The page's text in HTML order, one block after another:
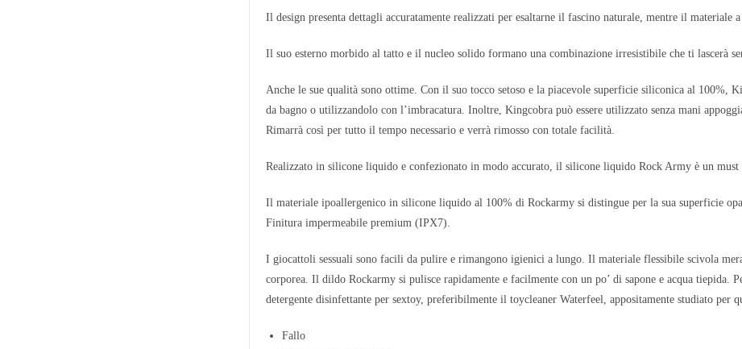
Il design presenta dettagli accuratamente realizzati per esaltarne il fascino naturale, mentre il
Il suo esterno morbido al tatto e il nucleo solido formano una combinazione irresistibile che ti lascerà
Anche le sue qualità sono ottime. Con il suo tocco setoso e la piacevole superficie siliconica al 100%,
da bagno o utilizzandolo con l’imbracatura. Inoltre, Kingcobra può essere utilizzato senza mani
Rimarrà così per tutto il tempo necessario e verrà rimosso con totale facilità.
Realizzato in silicone liquido e confezionato in modo accurato, il silicone liquido Rock Army è un
Il materiale ipoallergenico in silicone liquido al 100% di Rockarmy si distingue per la sua superficie
Finitura impermeabile premium (IPX7).
I giocattoli sessuali sono facili da pulire e rimangono igienici a lungo. Il materiale flessibile scivola
corporea. Il dildo Rockarmy si pulisce rapidamente e facilmente con un po’ di sapone e acqua tiepida.
detergente disinfettante per sextoy, preferibilmente il toycleaner Waterfeel, appositamente studiato per
Fallo